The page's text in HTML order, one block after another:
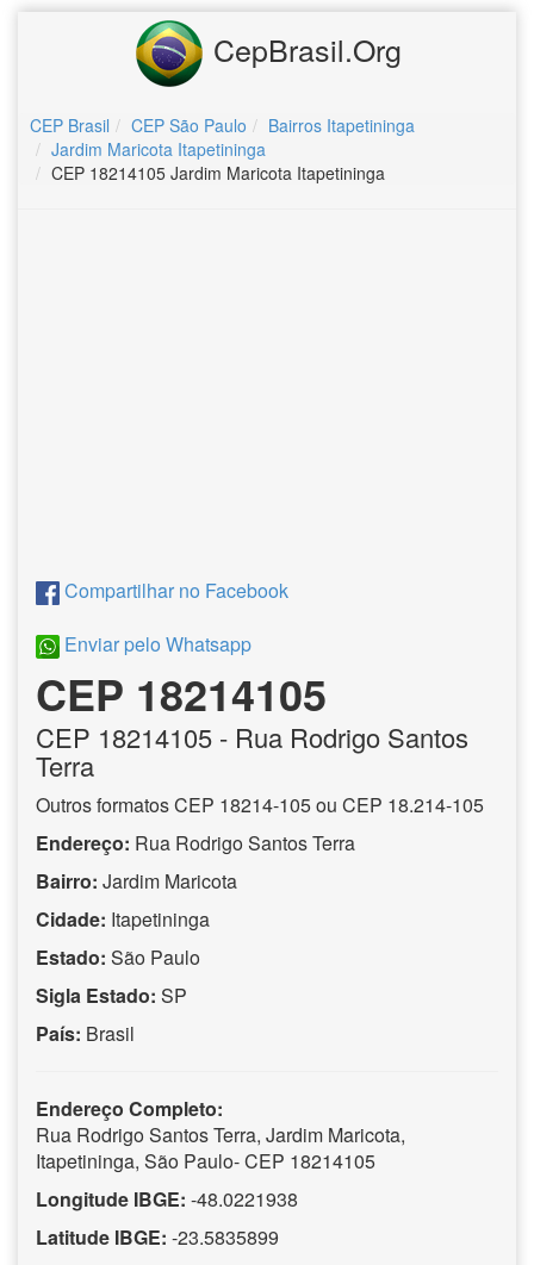
CepBrasil.Org
CEP Brasil CEP São Paulo
Bairros Itapetininga
Jardim Maricota Itapetininga
CEP 18214105 Jardim Maricota Itapetininga
Compartilhar no Facebook
Enviar pelo Whatsapp
CEP 18214105
CEP 18214105 - Rua Rodrigo Santos
Terra
Outros formatos CEP 18214-105 ou CEP 18.214-105
Endereço: Rua Rodrigo Santos Terra
Bairro: Jardim Maricota
Cidade: Itapetininga
Estado: São Paulo
Sigla Estado: SP
País: Brasil
Endereço Completo:
Rua Rodrigo Santos Terra, Jardim Maricota,
Itapetininga, São Paulo- CEP 18214105
Longitude IBGE: -48.0221938
Latitude IBGE: -23.5835899